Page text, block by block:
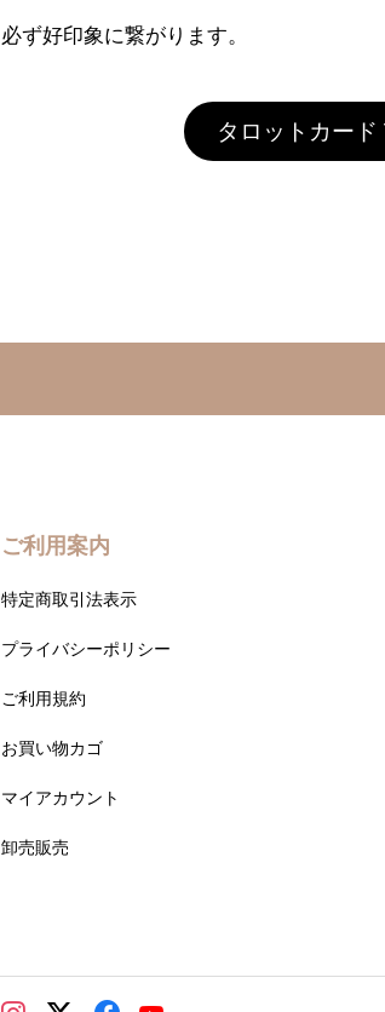
必ず好印象に繋がります。
タロットカー
ご利用案内
特定商取引法表示
プライバシーポリシー
ご利用規約
お買い物カゴ
マイアカウント
卸売販売